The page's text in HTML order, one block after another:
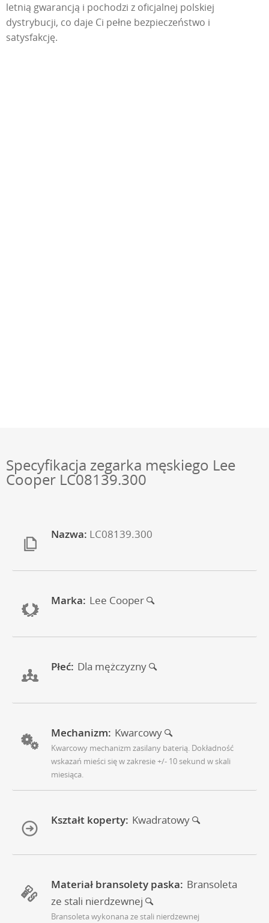
letnią gwarancją i pochodzi z oficjalnej polskiej
dystrybucji, co daje Ci pełne bezpieczeństwo i
satysfakcję.
Specyfikacja zegarka męskiego Lee
Cooper LC08139.300
Nazwa: LC08139.300
Marka: Lee Cooper
Płeć: Dla mężczyzny
Mechanizm: Kwarcowy
Kwarcowy mechanizm zasilany baterią. Dokładność
wskazań mieści się w zakresie +/- 10 sekund w skali
miesiąca.
Kształt koperty: Kwadratowy
Materiał bransolety paska: Bransoleta
ze stali nierdzewnej
Bransoleta wykonana ze stali nierdzewnej